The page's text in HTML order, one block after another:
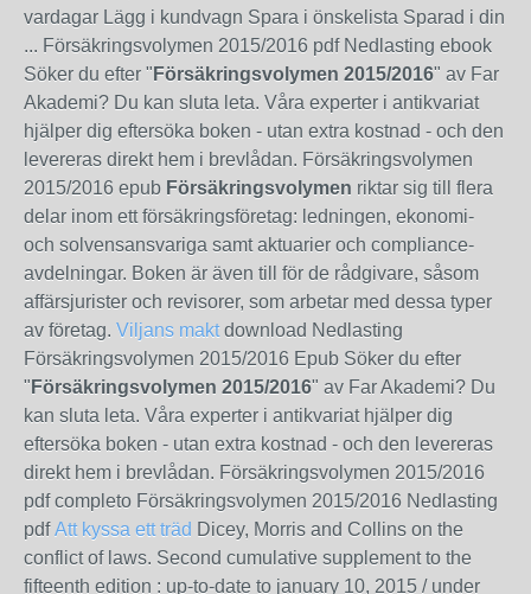
vardagar Lägg i kundvagn Spara i önskelista Sparad i din
... Försäkringsvolymen 2015/2016 pdf Nedlasting ebook
Söker du efter " Försäkringsvolymen 2015/2016" av Far
Akademi? Du kan sluta leta. Våra experter i antikvariat
hjälper dig eftersöka boken - utan extra kostnad - och den
levereras direkt hem i brevlådan. Försäkringsvolymen
2015/2016 epub Försäkringsvolymen riktar sig till flera
delar inom ett försäkringsföretag: ledningen, ekonomi-
och solvensansvariga samt aktuarier och compliance-
avdelningar. Boken är även till för de rådgivare, såsom
affärsjurister och revisorer, som arbetar med dessa typer
av företag. Viljans maktdownload Nedlasting
Försäkringsvolymen 2015/2016 Epub Söker du efter
" Försäkringsvolymen 2015/2016" av Far Akademi? Du
kan sluta leta. Våra experter i antikvariat hjälper dig
eftersöka boken - utan extra kostnad - och den levereras
direkt hem i brevlådan. Försäkringsvolymen 2015/2016
pdf completo Försäkringsvolymen 2015/2016 Nedlasting
pdfAtt kyssa ett träd Dicey, Morris and Collins on the
conflict of laws. Second cumulative supplement to the
fifteenth edition : up-to-date to january 10, 2015 / under